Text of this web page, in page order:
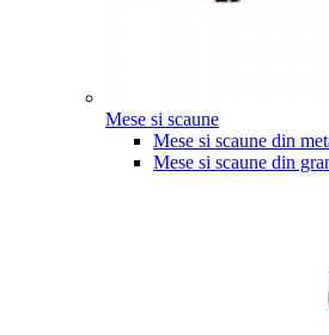
Mese si scaune
Mese si scaune din
Mese si scaune din